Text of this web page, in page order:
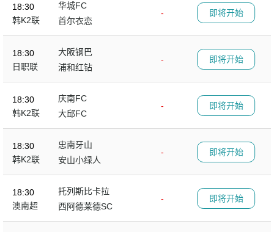
18:30
韩K2联
华城FC
-
首尔衣恋
即将开始
18:30
日职联
大阪钢巴
-
浦和红钻
即将开始
18:30
韩K2联
庆南FC
-
大邱FC
即将开始
18:30
韩K2联
忠南牙山
-
安山小绿人
即将开始
18:30
澳南超
托列斯比卡拉
-
西阿德莱德SC
即将开始